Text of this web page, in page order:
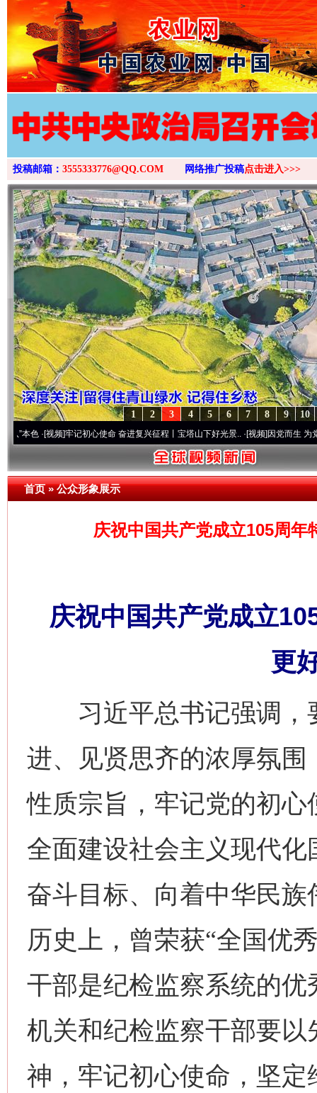
>
投稿邮箱： 3555333776@QQ.COM 网络推广投稿点击进入>>>
10
9
8
7
6
5
4
3
2
1
牢记初心使命 奋进复兴征程丨宝塔山下好光景..·[视频]因党而生 为党而战——百年
首页»公众形象展示
庆祝中国共产党成立105周
庆祝中国共产党成立
更
习近平总书记强调，
进、见贤思齐的浓厚氛
性质宗旨，牢记党的初
全面建设社会主义现代
奋斗目标、向着中华民
历史上，曾荣获“全国优
干部是纪检监察系统的
机关和纪检监察干部要
神，牢记初心使命，坚